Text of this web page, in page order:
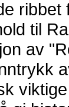
til
av